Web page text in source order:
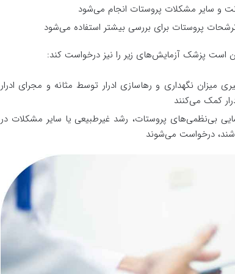
و سایر مشکلات پروستات انجام می‌شود
پروستات برای بررسی بیشتر استفاده می‌شود
است پزشک آزمایش‌های زیر را نیز درخواست کند:
میزان نگهداری و رهاسازی ادرار توسط مثانه و مجرای ادرار
کمک می‌کنند
بی‌نظمی‌های پروستات، رشد غیرطبیعی یا سایر مشکلات در
درخواست می‌شوند